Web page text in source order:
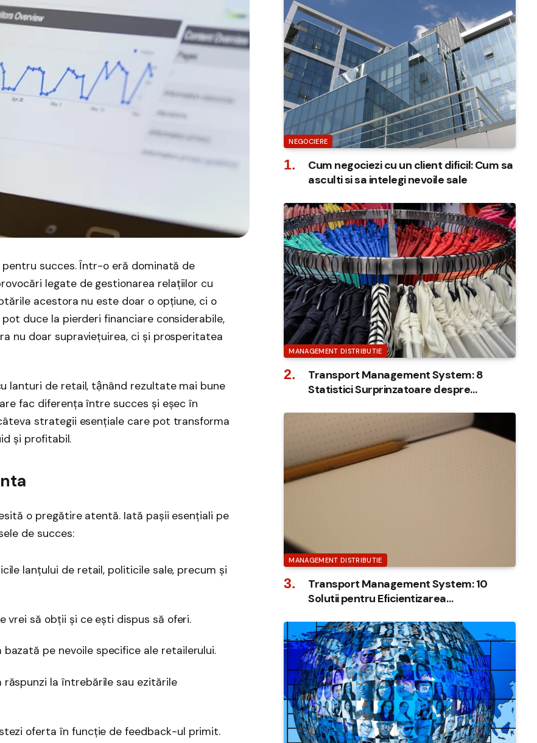
succes. Într-o eră dominată de
legate de gestionarea relațiilor cu
acestora nu este doar o opțiune, ci o
duce la pierderi financiare considerabile,
nu doar supraviețuirea, ci și prosperitatea
lanturi de retail, tậnând rezultate mai bune
fac diferența între succes și eșec în
strategii esențiale care pot transforma
și profitabil.
o pregătire atentă. Iată pașii esențiali pe
de succes:
lanțului de retail, politicile sale, precum și
vrei să obții și ce ești dispus să oferi.
pe nevoile specifice ale retailerului.
la întrebările sau ezitările
oferta în funcție de feedback-ul primit.
NEGOCIERE
Cum negociezi cu un client dificil: Cum sa
asculti si sa intelegi nevoile sale
MANAGEMENT DISTRIBUTIE
Transport Management System: 8
Statistici Surprinzatoare despre
MANAGEMENT DISTRIBUTIE
Transport Management System: 10
Solutii pentru Eficientizarea